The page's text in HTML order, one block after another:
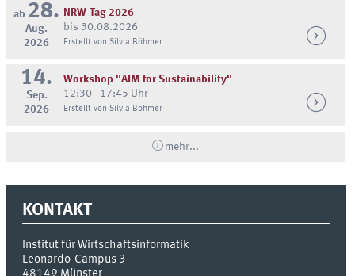
ab 28.
Aug.
2026
NRW-Tag 2026
bis 30.08.2026
Erstellt von Silvia Böhmer
14.
Sep.
2026
Workshop "AIM for Sustainability"
12:30 - 17:45 Uhr
Erstellt von Silvia Böhmer
mehr...
KONTAKT
Institut für Wirtschaftsinformatik
Leonardo-Campus 3